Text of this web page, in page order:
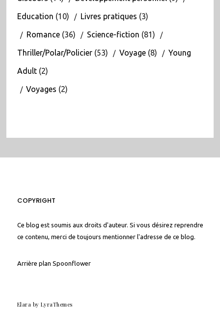
Education (10) Livres pratiques (3)
Romance(36) Science-fiction (81)
Thriller/Polar/Policier(53) Voyage(8) Young
Adult(2)
Voyages (2)
COPYRIGHT
Ce blog est soumis aux droits d'auteur. Si vous désirez reprendre
ce contenu, merci de toujours mentionner l'adresse de ce blog.
Arrière plan Spoonflower
Elara by LyraThemes